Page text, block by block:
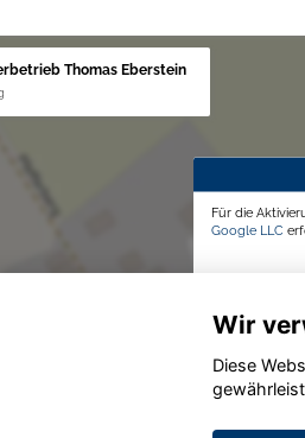
Thomas Eberstein
Für die
Google LLC
Wir
Diese